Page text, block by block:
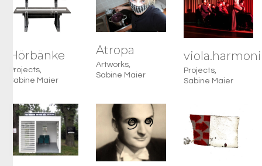
Hörbänke
Projects,
Sabine Maier
Atropa
Artworks,
Sabine Maier
Projects,
Sabine Maier